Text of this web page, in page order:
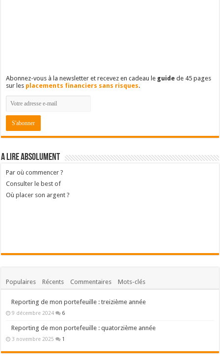
Abonnez-vous à la newsletter et recevez en cadeau le guide de 45 pages
sur les placements financiers sans risques.
A lire absolument
Par où commencer ?
Consulter le best of
Où placer son argent ?
Populaires Récents Commentaires Mots-clés
Reporting de mon portefeuille : treizième année
9 décembre 2024 6
Reporting de mon portefeuille : quatorzième année
3 novembre 2025 1